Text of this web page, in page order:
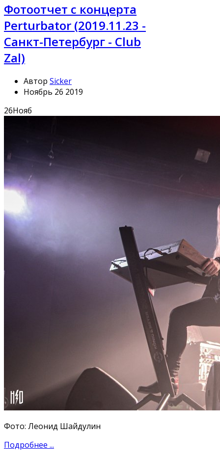
Фотоотчет с концерта
Perturbator (2019.11.23 -
Санкт-Петербург - Club
Zal)
Автор Sicker
Ноябрь 26 2019
26Нояб
Фото: Леонид Шайдулин
Подробнее ...